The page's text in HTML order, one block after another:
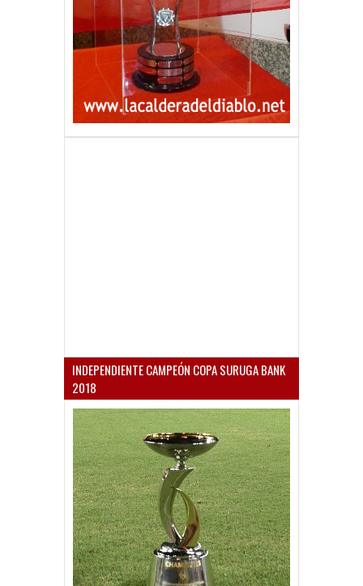
INDEPENDIENTE CAMPEÓN COPA SURUGA BANK
2018